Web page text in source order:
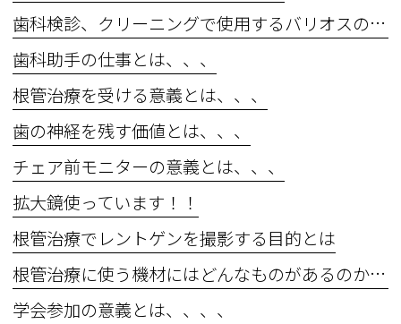
歯科検診、クリーニングで使用するバリオスの効果とは、、、
歯科助手の仕事とは、、、
根管治療を受ける意義とは、、、
歯の神経を残す価値とは、、、
チェア前モニターの意義とは、、、
拡大鏡使っています！！
根管治療でレントゲンを撮影する目的とは
根管治療に使う機材にはどんなものがあるのか？？
学会参加の意義とは、、、、